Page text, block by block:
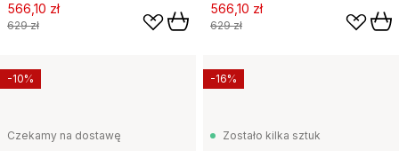
566,10 zł
629 zł
566,10 zł
629 zł
Czekamy na dostawę
-10%
Zostało kilka sztuk
-16%